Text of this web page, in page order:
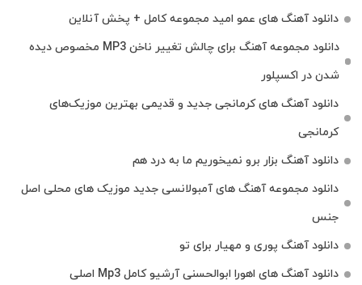
دانلود آهنگ های عمو امید مجموعه کامل + پخش آنلاین
دانلود مجموعه آهنگ برای چالش تغییر ناخن MP3 مخصوص دیده
شدن در اکسپلور
دانلود آهنگ‌ های کرمانجی جدید و قدیمی بهترین موزیک‌های
کرمانجی
دانلود آهنگ بزار برو نمیخوریم ما به درد هم
دانلود مجموعه آهنگ های آمبولانسی جدید موزیک های محلی اصل
جنس
دانلود آهنگ پوری و مهیار برای تو
دانلود آهنگ های اهورا ابوالحسنی آرشیو کامل Mp3 اصلی